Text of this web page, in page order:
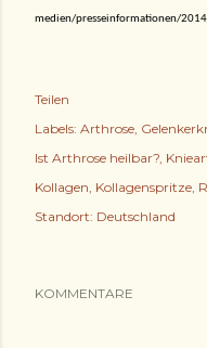
medien/presseinformationen/
Teilen
Labels: Arthrose
Ist Arthrose heilbar?
Kollagen Kollagenspritze
Standort: Deutschland
KOMMENTARE